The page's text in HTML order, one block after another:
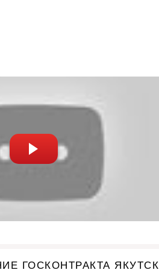
ГОСКОНТРАКТА ЯКУТСК